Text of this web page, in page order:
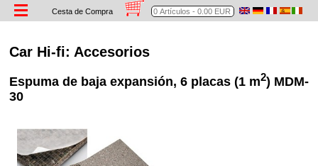
Cesta de Compra
Car Hi-fi: Accesorios
Espuma de baja expansión, 6 placas (1 m2) MDM-
30